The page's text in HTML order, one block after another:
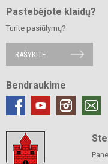
Pastebėjote klaidų?
Turite pasiūlymų?
RAŠYKITE
Bendraukime